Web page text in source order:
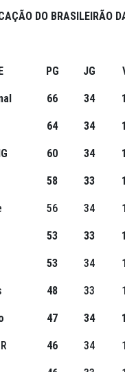
DO BRASILEIRÃO
PG JG
66 34
64 34
60 34
58 33
56 34
53 33
53 34
48 33
47 34
46 34